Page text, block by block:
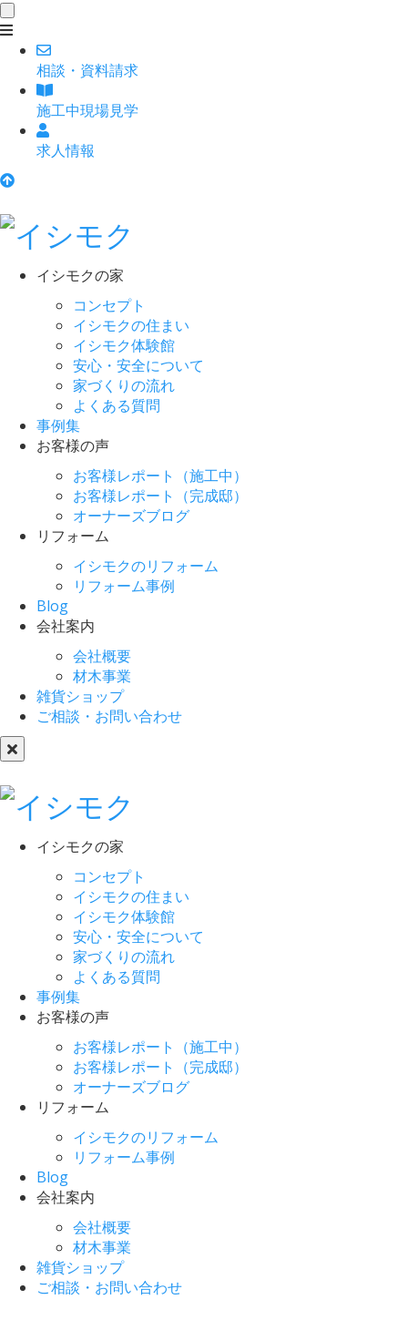
toggle
navigation
相談 ・ 資料請求
施工中現場見学
求人情報
イシモクの家
コンセプト
イシモクの住まい
イシモク体験館
安心・安全について
家づくりの流れ
よくある質問
事例集
お客様の声
お客様レポート（施工中）
お客様レポート（完成邸）
オーナーズブログ
リフォーム
イシモクのリフォーム
リフォーム事例
Blog
会社案内
会社概要
材木事業
雑貨ショップ
ご相談・お問い合わせ
イシモクの家
コンセプト
イシモクの住まい
イシモク体験館
安心・安全について
家づくりの流れ
よくある質問
事例集
お客様の声
お客様レポート（施工中）
お客様レポート（完成邸）
オーナーズブログ
リフォーム
イシモクのリフォーム
リフォーム事例
Blog
会社案内
会社概要
材木事業
雑貨ショップ
ご相談・お問い合わせ